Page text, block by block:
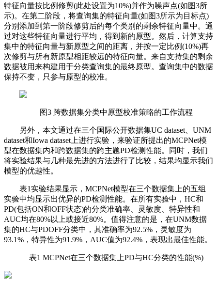
特征向量按比例修剪(此处设置为10%)并作为噪声点(如图3所
示)。在第二阶段，将查询集的特征向量(如图3所示为目标点)
分别添加到第一阶段修剪后的每个类别的剩余特征向量中。通
过对这些特征向量进行平均，得到新的原型。然后，计算支持
集中的特征向量与新原型之间的距离，并按一定比例(10%)再
次修剪与所有新原型相距较远的特征向量。来自支持集的剩余
数据被用来构建用于分类查询集的最终原型。查询集中的数据
保持不变，只参与原型的校准。
图3 跨数据集分类中原型校准策略的工作流程
另外，本文通过在三个国际公开数据集UC dataset、UNM
dataset和Iowa dataset上进行实验，来验证所提出的MCPNet模
型在数据集内和跨数据集的跨主题PD检测性能。同时，我们
将实验结果与几种最先进的方法进行了比较，结果均显示我们
模型的优越性。
表1实验结果显示，MCPNet模型在三个数据集上的五组
实验中均显示出优异的PD检测性能。在所有实验中，HC和
PD(包括ON和OFF状态)的分类准确率、灵敏度、特异性和
AUC均在80%以上或接近80%。值得注意的是，在UNM数据
集的HC与PDOFF分类中，其准确率为92.5%，灵敏度为
93.1%，特异性为91.9%，AUC值为92.4%，表现出最佳性能。
表1 MCPNet在三个数据集上PD与HC分类的性能(%)